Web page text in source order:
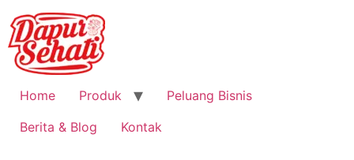
Home Produk
Peluang Bisnis
Berita & Blog
Kontak